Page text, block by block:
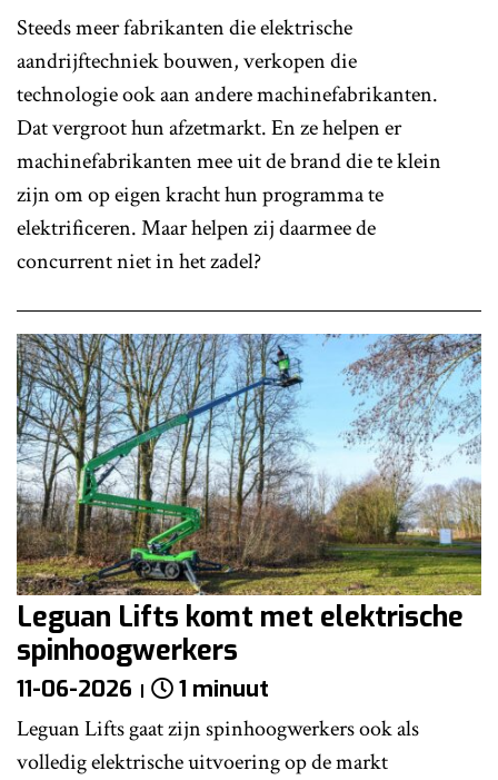
Steeds meer fabrikanten die elektrische
aandrijftechniek bouwen, verkopen die
technologie ook aan andere machinefabrikanten.
Dat vergroot hun afzetmarkt. En ze helpen er
machinefabrikanten mee uit de brand die te klein
zijn om op eigen kracht hun programma te
elektrificeren. Maar helpen zij daarmee de
concurrent niet in het zadel?
Leguan Lifts komt met elektrische
spinhoogwerkers
11-06-2026 1 minuut
Leguan Lifts gaat zijn spinhoogwerkers ook als
volledig elektrische uitvoering op de markt